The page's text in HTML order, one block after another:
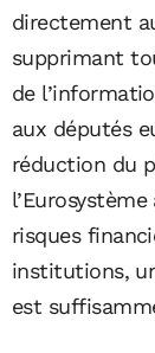
directement
supprimant
de
aux députés
réduction du
risques
institutions,
est